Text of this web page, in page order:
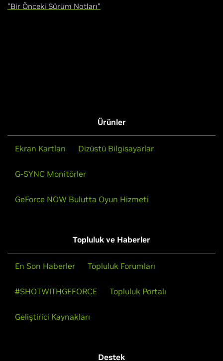
"Bir Önceki Sürüm Notları"
Ürünler
Ekran Kartları Dizüstü Bilgisayarlar
G-SYNC Monitörler
GeForce NOW Bulutta Oyun Hizmeti
Topluluk ve Haberler
En Son Haberler Topluluk Forumları
#SHOTWITHGEFORCE Topluluk Portalı
Geliştirici Kaynakları
Destek